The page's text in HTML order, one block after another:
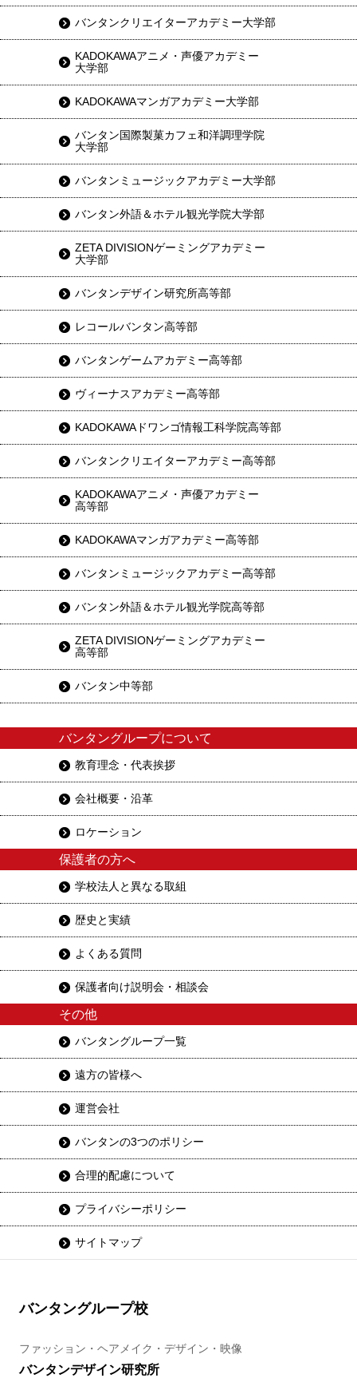
バンタンクリエイターアカデミー大学部
KADOKAWAアニメ・声優アカデミー
大学部
KADOKAWAマンガアカデミー大学部
バンタン国際製菓カフェ和洋調理学院
大学部
バンタンミュージックアカデミー大学部
バンタン外語＆ホテル観光学院大学部
ZETA DIVISIONゲーミングアカデミー
大学部
バンタンデザイン研究所高等部
レコールバンタン高等部
バンタンゲームアカデミー高等部
ヴィーナスアカデミー高等部
KADOKAWAドワンゴ情報工科学院高等部
バンタンクリエイターアカデミー高等部
KADOKAWAアニメ・声優アカデミー
高等部
KADOKAWAマンガアカデミー高等部
バンタンミュージックアカデミー高等部
バンタン外語＆ホテル観光学院高等部
ZETA DIVISIONゲーミングアカデミー
高等部
バンタン中等部
バンタングループについて
教育理念・代表挨拶
会社概要・沿革
ロケーション
保護者の方へ
学校法人と異なる取組
歴史と実績
よくある質問
保護者向け説明会・相談会
その他
バンタングループ一覧
遠方の皆様へ
運営会社
バンタンの3つのポリシー
合理的配慮について
プライバシーポリシー
サイトマップ
バンタングループ校
ファッション・ヘアメイク・デザイン・映像
バンタンデザイン研究所